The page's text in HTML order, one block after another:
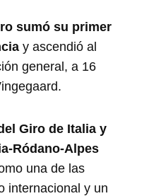
sumó su primer
y ascendió al
general, a 16
Giro de Italia y
Ródano-Alpes
una de las
internacional y un